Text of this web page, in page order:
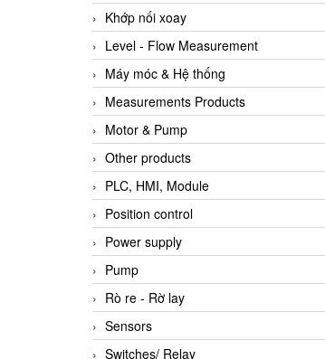
Khớp nối xoay
Level - Flow Measurement
Máy móc & Hệ thống
Measurements Products
Motor & Pump
Other products
PLC, HMI, Module
Position control
Power supply
Pump
Rò re - Rờ lay
Sensors
Switches/ Relay